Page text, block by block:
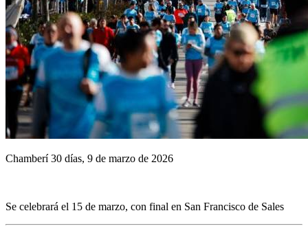
Chamberí 30 días, 9 de marzo de 2026
Se celebrará el 15 de marzo, con final en San Francisco de Sales